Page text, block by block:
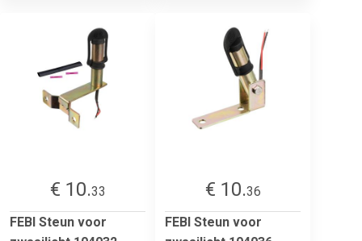
€ 10.33
FEBI Steun voor
€ 10.36
FEBI Steun voor